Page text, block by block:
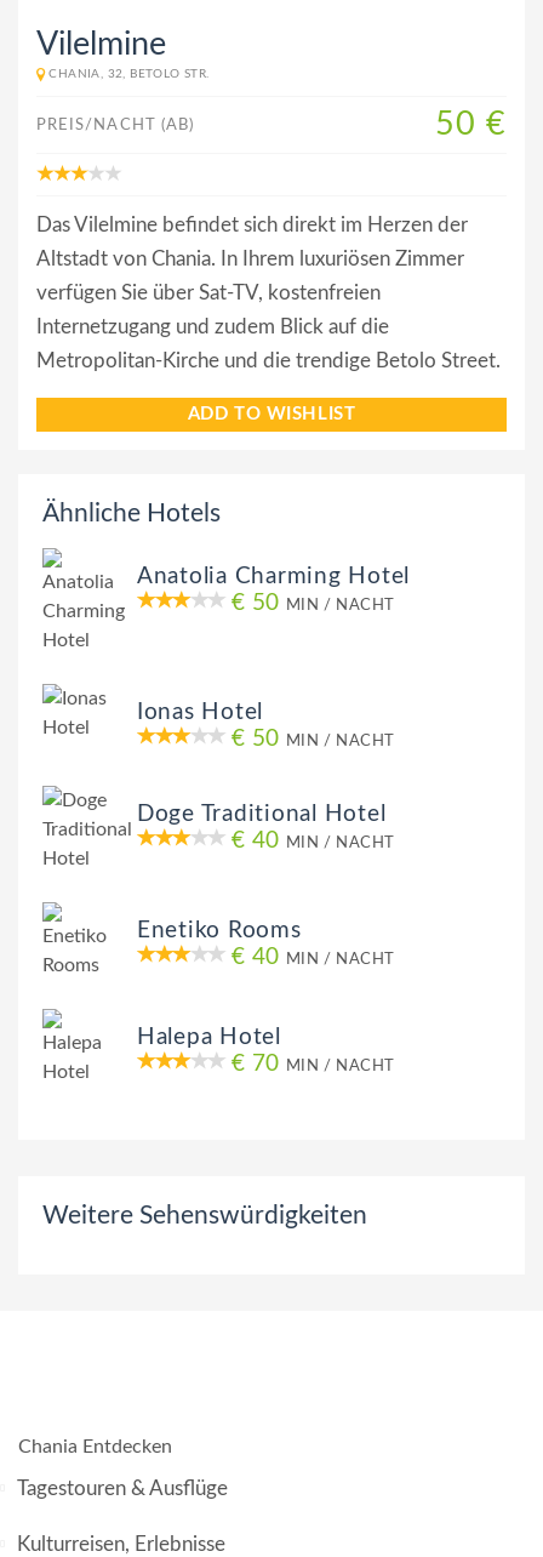
Vilelmine
CHANIA, 32, BETOLO STR.
PREIS/NACHT (AB) 50 €
Das Vilelmine befindet sich direkt im Herzen der
Altstadt von Chania. In Ihrem luxuriösen Zimmer
verfügen Sie über Sat-TV, kostenfreien
Internetzugang und zudem Blick auf die
Metropolitan-Kirche und die trendige Betolo Street.
ADD TO WISHLIST
Ähnliche Hotels
Anatolia Charming Hotel
€ 50 MIN / NACHT
Ionas Hotel
€ 50 MIN / NACHT
Doge Traditional Hotel
€ 40 MIN / NACHT
Enetiko Rooms
€ 40 MIN / NACHT
Halepa Hotel
€ 70 MIN / NACHT
Weitere Sehenswürdigkeiten
Chania Entdecken
Tagestouren & Ausflüge
Kulturreisen, Erlebnisse